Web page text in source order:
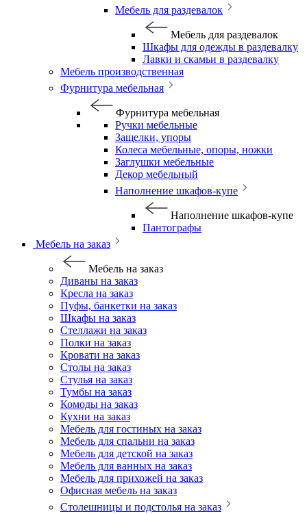
Мебель для раздевалок
Мебель для раздевалок
Шкафы для одежды в раздевалку
Лавки и скамьи в раздевалку
Мебель производственная
Фурнитура мебельная
Фурнитура мебельная
Ручки мебельные
Защелки, упоры
Колеса мебельные, опоры, ножки
Заглушки мебельные
Декор мебельный
Наполнение шкафов-купе
Наполнение шкафов-купе
Пантографы
Мебель на заказ
Мебель на заказ
Диваны на заказ
Кресла на заказ
Пуфы, банкетки на заказ
Шкафы на заказ
Стеллажи на заказ
Полки на заказ
Кровати на заказ
Столы на заказ
Стулья на заказ
Тумбы на заказ
Комоды на заказ
Кухни на заказ
Мебель для гостиных на заказ
Мебель для спальни на заказ
Мебель для детской на заказ
Мебель для ванных на заказ
Мебель для прихожей на заказ
Офисная мебель на заказ
Столешницы и подстолья на заказ